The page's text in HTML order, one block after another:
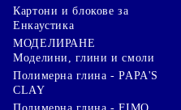
Картони и блокове за
Енкаустика
МОДЕЛИРАНЕ
Моделини, глини и смоли
Полимерна глина - PAPA'S
CLAY